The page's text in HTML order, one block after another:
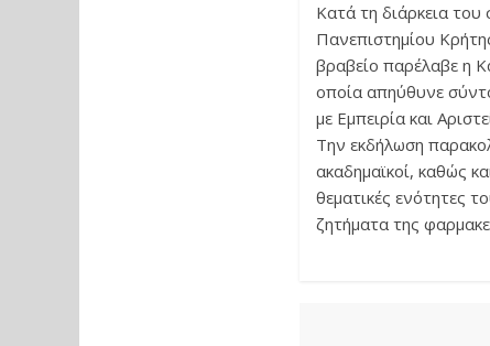
Κατά τη διάρκεια
Πανεπιστημίου
βραβείο παρέλαβε η
οποία απηύθυνε
με Εμπειρία και
Την εκδήλωση
ακαδημαϊκοί, καθώς
θεματικές ενότητες
ζητήματα της